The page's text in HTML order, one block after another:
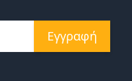
Εγγραφή